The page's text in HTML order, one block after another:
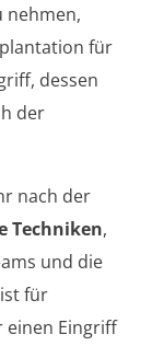
nehmen,
für
dessen
der
nach der
Techniken,
und die
für
einen Eingriff